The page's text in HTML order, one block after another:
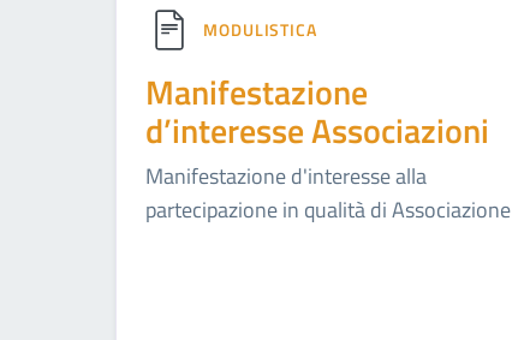
MODULISTICA
Manifestazione
d’interesse Associazioni
Manifestazione d'interesse alla
partecipazione in qualità di Associazione